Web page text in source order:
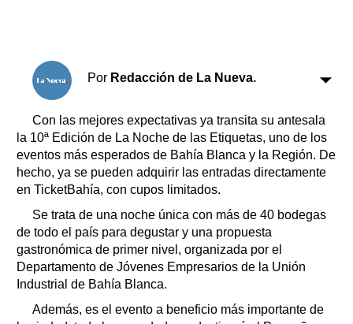
Por Redacción de La Nueva.
Con las mejores expectativas ya transita su antesala
la 10ª Edición de La Noche de las Etiquetas, uno de los
eventos más esperados de Bahía Blanca y la Región. De
hecho, ya se pueden adquirir las entradas directamente
en TicketBahía, con cupos limitados.
Se trata de una noche única con más de 40 bodegas
de todo el país para degustar y una propuesta
gastronómica de primer nivel, organizada por el
Departamento de Jóvenes Empresarios de la Unión
Industrial de Bahía Blanca.
Además, es el evento a beneficio más importante de